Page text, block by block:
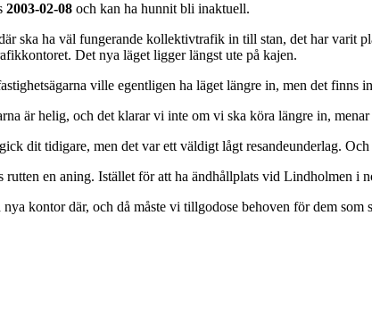
2003-02-08 och kan ha hunnit bli inaktuell.
ska ha väl fungerande kollektivtrafik in till stan, det har varit
Det nya läget ligger längst ute på kajen.
ville egentligen ha läget längre in, men det finns
är helig, och det klarar vi inte om vi ska köra längre in,
dit tidigare, men det var ett väldigt lågt resandeunderlag.
rutten en aning. Istället för att ha ändhållplats vid Lindholmen i
kontor där, och då måste vi tillgodose behoven för dem som